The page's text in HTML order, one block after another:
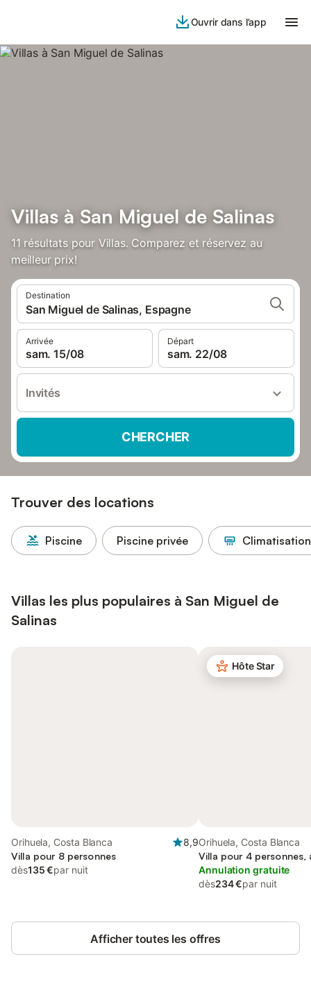
Ouvrir dans l’app
Villas à San Miguel de Salinas
11 résultats pour Villas. Comparez et réservez au
meilleur prix!
Destination
San Miguel de Salinas, Espagne
Arrivée
sam. 15/08
Départ
sam. 22/08
Invités
CHERCHER
Trouver des locations
Piscine Piscine privée Climatisation
Villas les plus populaires à San Miguel de
Salinas
Orihuela, Costa Blanca
8,9
Villa pour 8 personnes
dès135 €par nuit
Hôte Star
Orihuela, Costa Blanca
Villa pour 4 personnes,
Annulation gratuite
dès234 €par nuit
Afficher toutes les offres